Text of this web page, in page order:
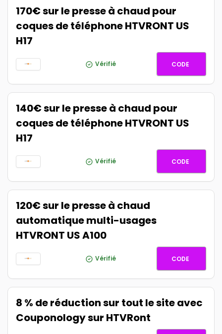
170€ sur le presse à chaud pour
coques de téléphone HTVRONT US
H17
Vérifié H170
CODE
140€ sur le presse à chaud pour
coques de téléphone HTVRONT US
H17
Vérifié AFFH17
CODE
120€ sur le presse à chaud
automatique multi-usages
HTVRONT US A100
Vérifié CODE
8 % de réduction sur tout le site avec
Couponology sur HTVRont